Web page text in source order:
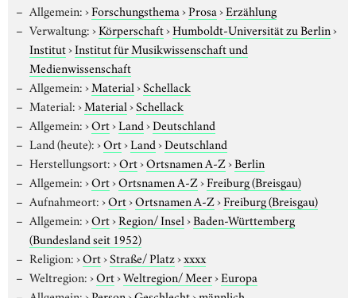
Allgemein:›Forschungsthema›Prosa›Erzählung
Verwaltung:›Körperschaft›Humboldt-Universität zu Berlin›
Institut›Institut für Musikwissenschaft und
Medienwissenschaft
Allgemein:›Material›Schellack
Material:›Material›Schellack
Allgemein:›Ort›Land›Deutschland
Land (heute):›Ort›Land›Deutschland
Herstellungsort:›Ort›Ortsnamen A-Z›Berlin
Allgemein:›Ort›Ortsnamen A-Z›Freiburg (Breisgau)
Aufnahmeort:›Ort›Ortsnamen A-Z›Freiburg (Breisgau)
Allgemein:›Ort›Region/ Insel›Baden-Württemberg
(Bundesland seit 1952)
Religion:›Ort›Straße/ Platz›xxxx
Weltregion:›Ort›Weltregion/ Meer›Europa